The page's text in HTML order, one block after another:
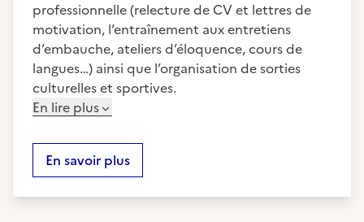
professionnelle (relecture de CV et lettres de
motivation, l’entraînement aux entretiens
d’embauche, ateliers d’éloquence, cours de
langues…) ainsi que l’organisation de sorties
culturelles et sportives.
En lire plus
En savoir plus